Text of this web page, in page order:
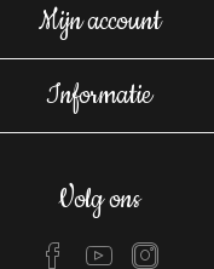
Mijn account
Informatie
Volg ons